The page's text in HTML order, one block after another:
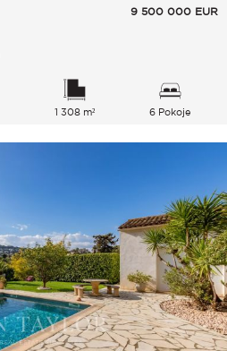
9 500 000 EUR
1 308 m² 6 Pokoje